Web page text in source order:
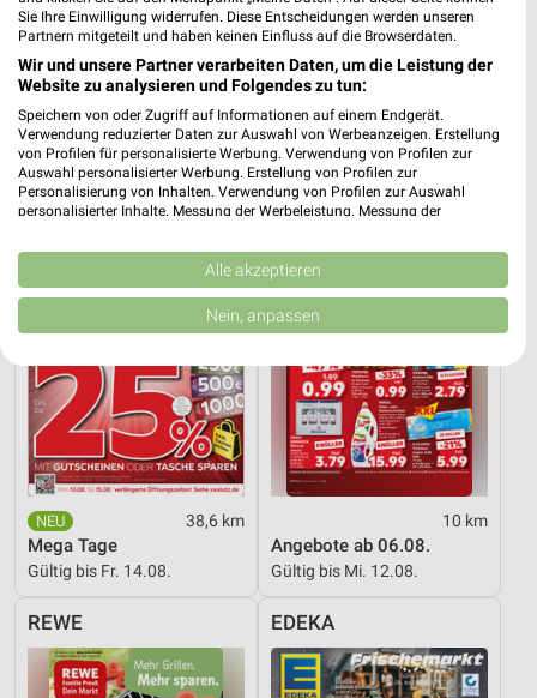
38,6 km
Dieter Knoll
Gültig bis Fr. 14.08.
38,6 km
Wohnen Spezial
Gültig bis Fr. 14.08.
XXXLutz
38,6 km
Mega Tage
Gültig bis Fr. 14.08.
Kaufland
10 km
Angebote ab 06.08.
Gültig bis Mi. 12.08.
REWE EDEKA
Sie Ihre Einwilligung widerrufen. Diese Entscheidungen werden unseren
Partnern mitgeteilt und haben keinen Einfluss auf die Browserdaten.
Wir und unsere Partner verarbeiten Daten, um die Leistung der
Website zu analysieren und Folgendes zu tun:
Speichern von oder Zugriff auf Informationen auf einem Endgerät.
Verwendung reduzierter Daten zur Auswahl von Werbeanzeigen. Erstellung
von Profilen für personalisierte Werbung. Verwendung von Profilen zur
Auswahl personalisierter Werbung. Erstellung von Profilen zur
Personalisierung von Inhalten. Verwendung von Profilen zur Auswahl
personalisierter Inhalte. Messung der Werbeleistung. Messung der
Kombinationen von Daten aus verschiedenen Quellen. Entwicklung und
Verbesserung der Angebote. Verwendung reduzierter Daten zur Auswahl
von Inhalten.
Daten können außerhalb der Europäischen Union weitergegeben und in die
USA gesendet werden.
Website/App.
Partnerliste anzeigen (1 IAB-Anbieter)
Wir nutzen Ihre Daten für folgende Zwecke:
IAB-Verarbeitungszwecke:
Speichern von oder Zugriff auf Informationen
auf einem Endgerät
Verwendung reduzierter Daten zur Auswahl von
Werbung
Alle akzeptieren
Nein, anpassen